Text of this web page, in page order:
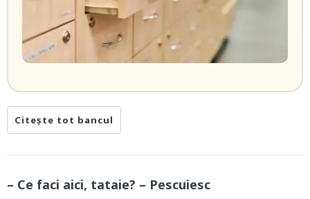
Citește tot bancul
– Ce faci aici, tataie? – Pescuiesc